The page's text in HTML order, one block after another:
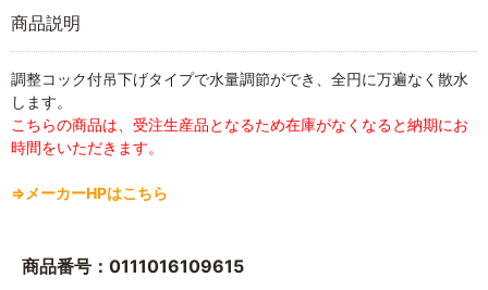
商品説明
調整コック付吊下げタイプで水量調節ができ、全円に万遍なく散水
します。
こちらの商品は、受注生産品となるため在庫がなくなると納期にお
時間をいただきます。
⇒メーカーHPはこちら
商品番号：0111016109615